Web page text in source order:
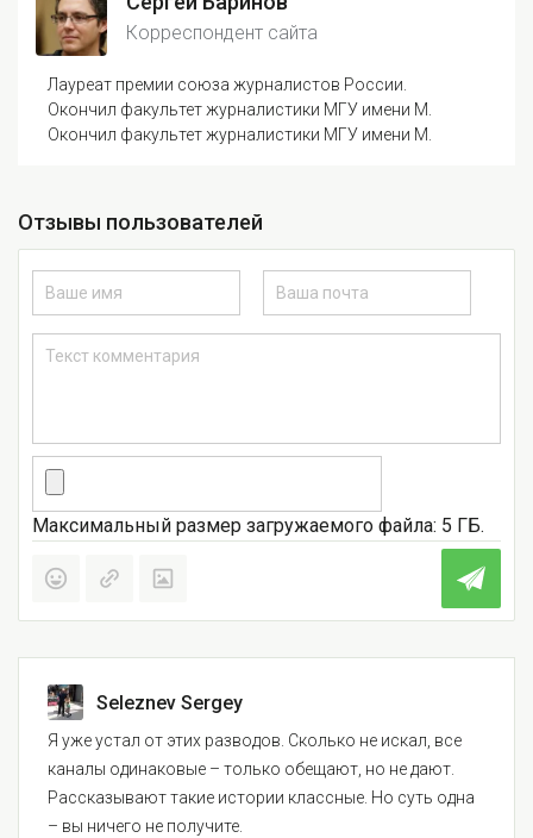
Корреспондент сайта
Лауреат премии союза журналистов России.
Окончил факультет журналистики МГУ имени М.
Окончил факультет журналистики МГУ имени М.
Отзывы пользователей
Максимальный размер загружаемого файла: 5 ГБ.
Seleznev Sergey
Я уже устал от этих разводов. Сколько не искал, все
каналы одинаковые – только обещают, но не дают.
Рассказывают такие истории классные. Но суть одна
– вы ничего не получите.